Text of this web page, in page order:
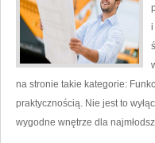
i
na stronie takie kategorie:
praktycznością. Nie jest to
wygodne wnętrze dla